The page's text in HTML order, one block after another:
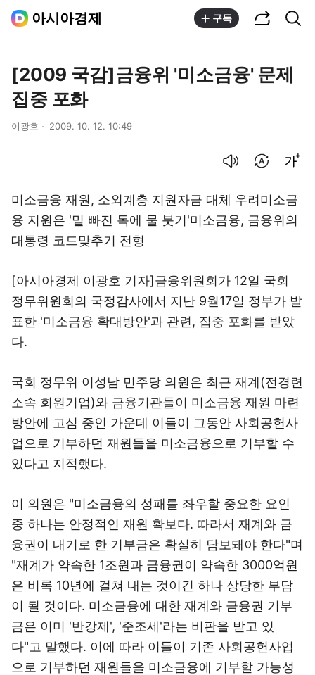
아시아경제 구독
[2009 국감]금융위 '미소금융' 문제
집중 포화
이광호 2009. 10. 12. 10:49
미소금융 재원, 소외계층 지원자금 대체 우려미소금
융 지원은 '밑 빠진 독에 물 붓기'미소금융, 금융위의
대통령 코드맞추기 전형
[아시아경제 이광호 기자]금융위원회가 12일 국회
정무위원회의 국정감사에서 지난 9월17일 정부가 발
표한 '미소금융 확대방안'과 관련, 집중 포화를 받았
다.
국회 정무위 이성남 민주당 의원은 최근 재계(전경련
소속 회원기업)와 금융기관들이 미소금융 재원 마련
방안에 고심 중인 가운데 이들이 그동안 사회공헌사
업으로 기부하던 재원들을 미소금융으로 기부할 수
있다고 지적했다.
이 의원은 "미소금융의 성패를 좌우할 중요한 요인
중 하나는 안정적인 재원 확보다. 따라서 재계와 금
융권이 내기로 한 기부금은 확실히 담보돼야 한다"며
"재계가 약속한 1조원과 금융권이 약속한 3000억원
은 비록 10년에 걸쳐 내는 것이긴 하나 상당한 부담
이 될 것이다. 미소금융에 대한 재계와 금융권 기부
금은 이미 '반강제', '준조세'라는 비판을 받고 있
다"고 말했다. 이에 따라 이들이 기존 사회공헌사업
으로 기부하던 재원들을 미소금융에 기부할 가능성